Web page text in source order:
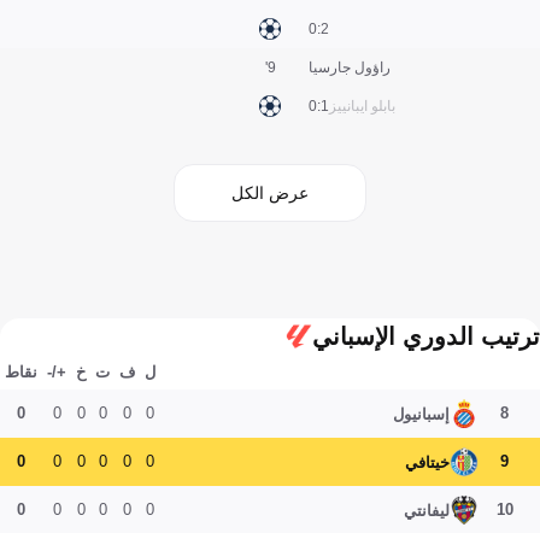
2:0
راؤول جارسيا
بابلو ايبانييز 1:0
9'
عرض الكل
ترتيب الدوري الإسباني
ل ف ت خ +/- نقاط
8 إسبانيول 0
0
0
0
0
0
9 خيتافي 0
0
0
0
0
0
10 ليفانتي 0
0
0
0
0
0